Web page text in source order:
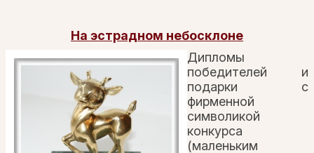
На эстрадном небосклоне
Дипломы
победителей и
подарки с
фирменной
символикой
конкурса
(маленьким